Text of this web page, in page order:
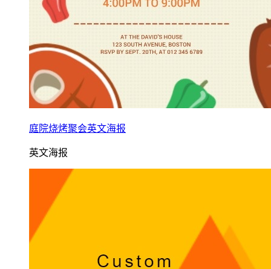
庭院烧烤聚会英文海报
英文海报